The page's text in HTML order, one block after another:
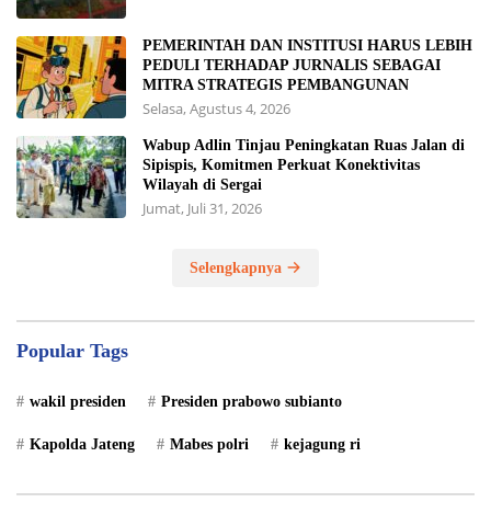
PEMERINTAH DAN INSTITUSI HARUS LEBIH
PEDULI TERHADAP JURNALIS SEBAGAI
MITRA STRATEGIS PEMBANGUNAN
Selasa, Agustus 4, 2026
Wabup Adlin Tinjau Peningkatan Ruas Jalan di
Sipispis, Komitmen Perkuat Konektivitas
Wilayah di Sergai
Jumat, Juli 31, 2026
Selengkapnya
Popular Tags
wakil presiden Presiden prabowo subianto
Kapolda Jateng Mabes polri kejagung ri